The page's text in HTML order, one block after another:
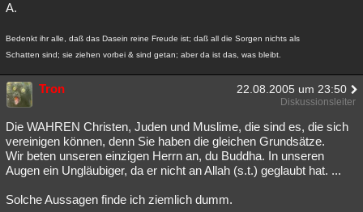
A.
Bedenkt ihr alle, daß das Dasein reine Freude ist; daß all die Sorgen nichts als
Schatten sind; sie ziehen vorbei & sind getan; aber da ist das, was bleibt.
Tron 22.08.2005 um 23:50
Diskussionsleiter
Die WAHREN Christen, Juden und Muslime, die sind es, die sich
vereinigen können, denn Sie haben die gleichen Grundsätze.
Wir beten unseren einzigen Herrn an, du Buddha. In unseren
Augen ein Ungläubiger, da er nicht an Allah (s.t.) geglaubt hat. ...
Solche Aussagen finde ich ziemlich dumm.